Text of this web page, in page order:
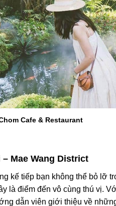
Cafe & Restaurant
Mae Wang District
kế tiếp bạn không thể bỏ lỡ
là điểm đến vô cùng thú vị.
dẫn viên giới thiệu về